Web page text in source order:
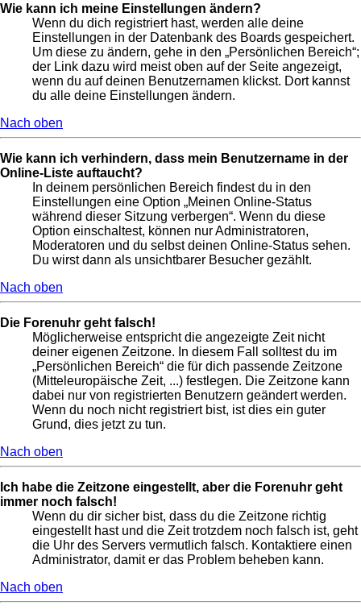
Wie kann ich meine Einstellungen ändern?
Wenn du dich registriert hast, werden alle deine
Einstellungen in der Datenbank des Boards gespeichert.
Um diese zu ändern, gehe in den „Persönlichen Bereich“;
der Link dazu wird meist oben auf der Seite angezeigt,
wenn du auf deinen Benutzernamen klickst. Dort kannst
du alle deine Einstellungen ändern.
Nach oben
Wie kann ich verhindern, dass mein Benutzername in der
Online-Liste auftaucht?
In deinem persönlichen Bereich findest du in den
Einstellungen eine Option „Meinen Online-Status
während dieser Sitzung verbergen“. Wenn du diese
Option einschaltest, können nur Administratoren,
Moderatoren und du selbst deinen Online-Status sehen.
Du wirst dann als unsichtbarer Besucher gezählt.
Nach oben
Die Forenuhr geht falsch!
Möglicherweise entspricht die angezeigte Zeit nicht
deiner eigenen Zeitzone. In diesem Fall solltest du im
„Persönlichen Bereich“ die für dich passende Zeitzone
(Mitteleuropäische Zeit, ...) festlegen. Die Zeitzone kann
dabei nur von registrierten Benutzern geändert werden.
Wenn du noch nicht registriert bist, ist dies ein guter
Grund, dies jetzt zu tun.
Nach oben
Ich habe die Zeitzone eingestellt, aber die Forenuhr geht
immer noch falsch!
Wenn du dir sicher bist, dass du die Zeitzone richtig
eingestellt hast und die Zeit trotzdem noch falsch ist, geht
die Uhr des Servers vermutlich falsch. Kontaktiere einen
Administrator, damit er das Problem beheben kann.
Nach oben